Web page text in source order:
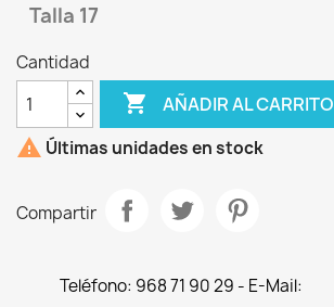
Talla 17
Cantidad
 AÑADIR AL CARRITO
 Últimas unidades en stock
Compartir
Teléfono: 968 71 90 29 - E-Mail: